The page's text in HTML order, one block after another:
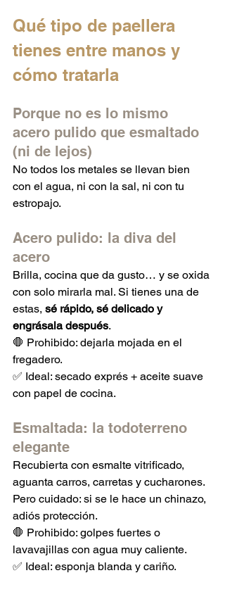
Qué tipo de paellera
tienes entre manos y
cómo tratarla
Porque no es lo mismo
acero pulido que esmaltado
(ni de lejos)
No todos los metales se llevan bien
con el agua, ni con la sal, ni con tu
estropajo.
Acero pulido: la diva del
acero
Brilla, cocina que da gusto… y se oxida
con solo mirarla mal. Si tienes una de
estas, sé rápido, sé delicado y
engrásala después.
🛑 Prohibido: dejarla mojada en el
fregadero.
✅ Ideal: secado exprés + aceite suave
con papel de cocina.
Esmaltada: la todoterreno
elegante
Recubierta con esmalte vitrificado,
aguanta carros, carretas y cucharones.
Pero cuidado: si se le hace un chinazo,
adiós protección.
🛑 Prohibido: golpes fuertes o
lavavajillas con agua muy caliente.
✅ Ideal: esponja blanda y cariño.